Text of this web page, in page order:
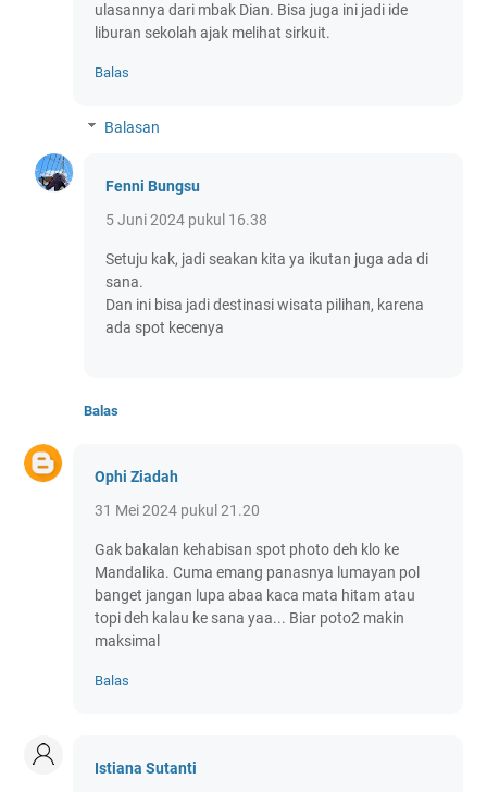
ulasannya dari mbak Dian. Bisa juga ini jadi ide
liburan sekolah ajak melihat sirkuit.
Balas
Balasan
Fenni Bungsu
5 Juni 2024 pukul 16.38
Setuju kak, jadi seakan kita ya ikutan juga ada di
sana.
Dan ini bisa jadi destinasi wisata pilihan, karena
ada spot kecenya
Balas
Ophi Ziadah
31 Mei 2024 pukul 21.20
Gak bakalan kehabisan spot photo deh klo ke
Mandalika. Cuma emang panasnya lumayan pol
banget jangan lupa abaa kaca mata hitam atau
topi deh kalau ke sana yaa... Biar poto2 makin
maksimal
Balas
Istiana Sutanti